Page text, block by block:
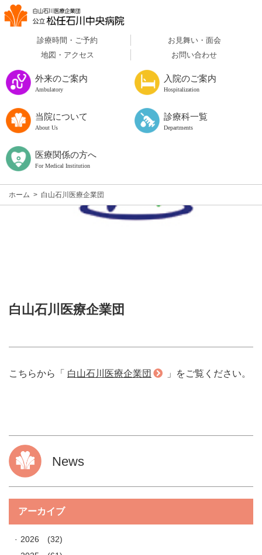
診療時間・ご予約
お見舞い・面会
地図・アクセス
お問い合わせ
外来のご案内
Ambulatory
入院のご案内
Hospitalization
当院について
About Us
診療科一覧
Departments
医療関係の方へ
For Medical Institution
ホーム > 白山石川医療企業団
News
アーカイブ
2026
(32)
白山石川医療企業団
こちらから「 白山石川医療企業団 」をご覧ください。